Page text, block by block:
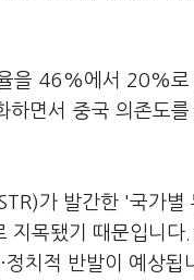
을 46%에서 20%로
면서 중국 의존도를
가 발간한 '국가별
목됐기 때문입니다.
치적 반발이 예상됩